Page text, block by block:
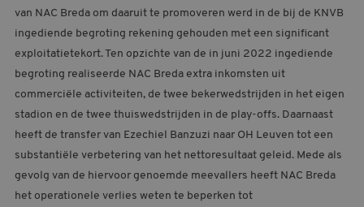
HORECA
MELDPUNT SUPPORTERSZAKEN
CONTACT
van NAC Breda om daaruit te promoveren werd in de bij de KNVB
ingediende begroting rekening gehouden met een significant
exploitatietekort. Ten opzichte van de in juni 2022 ingediende
begroting realiseerde NAC Breda extra inkomsten uit
commerciële activiteiten, de twee bekerwedstrijden in het eigen
stadion en de twee thuiswedstrijden in de play-offs. Daarnaast
heeft de transfer van Ezechiel Banzuzi naar OH Leuven tot een
substantiële verbetering van het nettoresultaat geleid. Mede als
gevolg van de hiervoor genoemde meevallers heeft NAC Breda
het operationele verlies weten te beperken tot